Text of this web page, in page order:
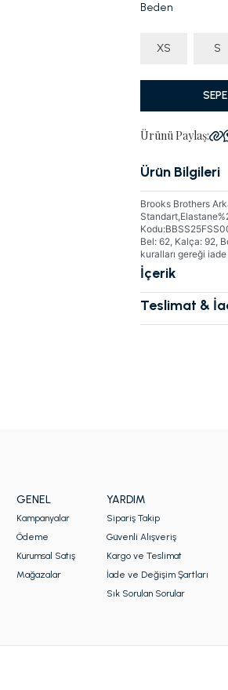
Beden
XS S
Ürünü Paylaş:
Ürün Bilgileri
Brooks Brothers
Bel: 62, Kalça: 92,
kuralları gereği
İçerik
Teslimat &
GENEL
Kampanyalar
Ödeme
Kurumsal Satış
Mağazalar
YARDIM
Sipariş Takip
Güvenli Alışveriş
Kargo ve Teslimat
İade ve Değişim Şartları
Sık Sorulan Sorular